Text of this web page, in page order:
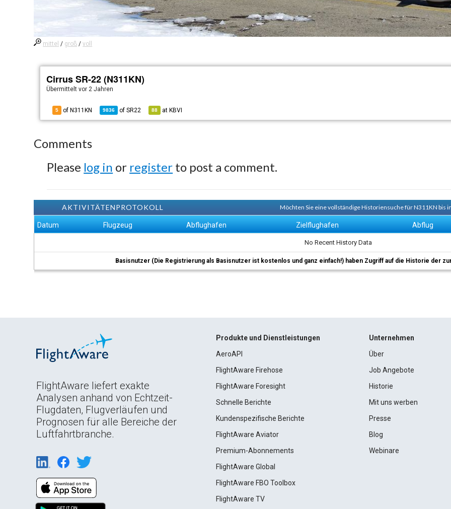
mittel / groß /voll
Cirrus SR-22 (N311KN)
Übermitteltvor 2 Jahren
5 of N311KN 9836 ofSR22 88 at KBVI
Comments
Please log in or register to post a comment.
AKTIVITÄTENPROTOKOLL Möchten Sie eine vollständige Historiensuche für N311KN bis
Datum Flugzeug Abflughafen Zielflughafen Abflug
No Recent History Data
Basisnutzer (Die Registrierung als Basisnutzer ist kostenlos und ganz einfach!) haben Zugriff auf die Historie der
FlightAware liefert exakte
Analysen anhand von Echtzeit-
Flugdaten, Flugverläufen und
Prognosen für alle Bereiche der
Luftfahrtbranche.
Produkte und Dienstleistungen
AeroAPI
FlightAware Firehose
FlightAware Foresight
Schnelle Berichte
Kundenspezifische Berichte
FlightAware Aviator
Premium-Abonnements
FlightAware Global
FlightAware FBO Toolbox
FlightAware TV
Unternehmen
Über
Job Angebote
Historie
Mit uns werben
Presse
Blog
Webinare